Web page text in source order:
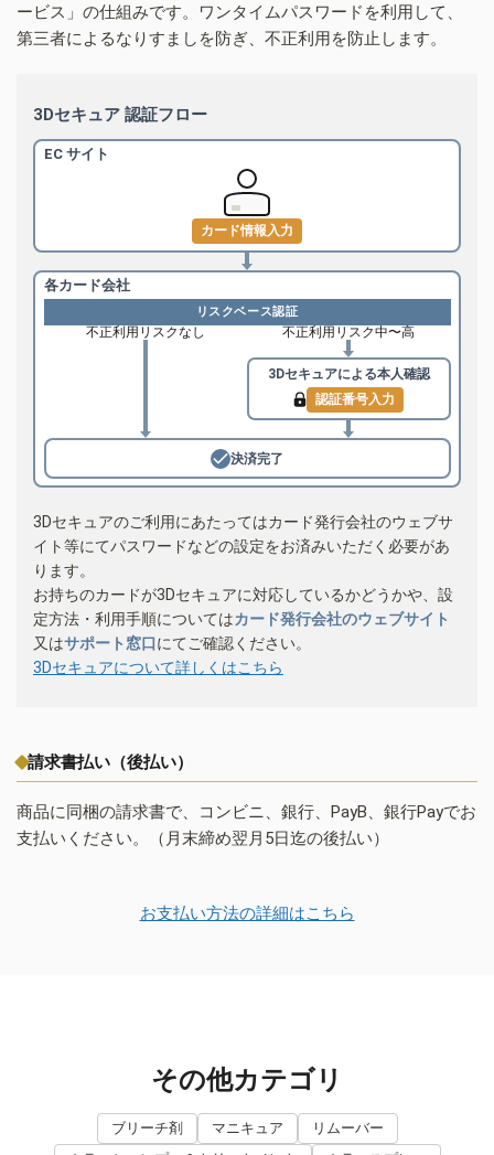
ービス」の仕組みです。ワンタイムパスワードを利用して、
第三者によるなりすましを防ぎ、不正利用を防止します。
3Dセキュア 認証フロー
EC サイト
カード情報入力
各カード会社
リスクベース認証
不正利用リスクなし 不正利用リスク中〜高
3Dセキュアによる本人確認
認証番号入力
決済完了
3Dセキュアのご利用にあたってはカード発行会社のウェブサ
イト等にてパスワードなどの設定をお済みいただく必要があ
ります。
お持ちのカードが3Dセキュアに対応しているかどうかや、設
定方法・利用手順についてはカード発行会社のウェブサイト
又はサポート窓口にてご確認ください。
3Dセキュアについて詳しくはこちら
請求書払い（後払い）
商品に同梱の請求書で、コンビニ、銀行、PayB、銀行Payでお
支払いください。（月末締め翌月5日迄の後払い）
お支払い方法の詳細はこちら
その他カテゴリ
ブリーチ剤 マニキュア
リムーバー